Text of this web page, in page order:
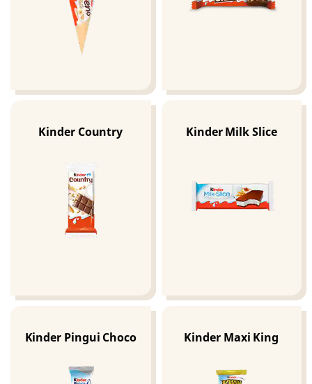
Kinder Country Kinder Milk Slice
Kinder Pingui Choco Kinder Maxi King